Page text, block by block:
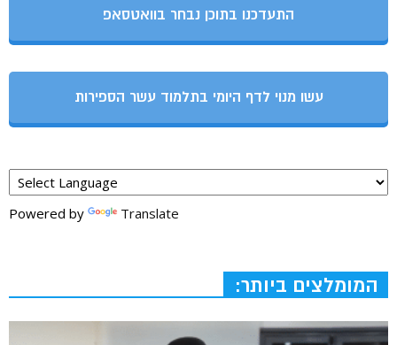
התעדכנו בתוכן נבחר בוואטסאפ
עשו מנוי לדף היומי בתלמוד עשר הספירות
Powered by Translate
המומלצים ביותר: